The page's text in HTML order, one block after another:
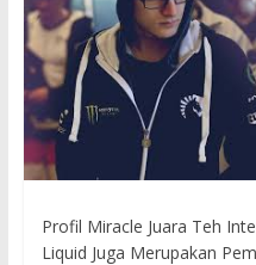
Profil Miracle Juara Teh
Liquid Juga Merupakan